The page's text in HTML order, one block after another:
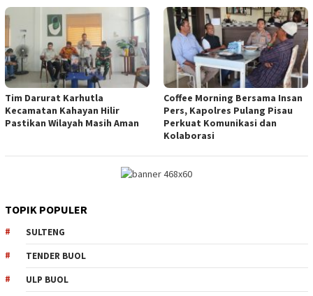
Tim Darurat Karhutla
Kecamatan Kahayan Hilir
Pastikan Wilayah Masih Aman
Coffee Morning Bersama Insan
Pers, Kapolres Pulang Pisau
Perkuat Komunikasi dan
Kolaborasi
TOPIK POPULER
SULTENG
TENDER BUOL
ULP BUOL